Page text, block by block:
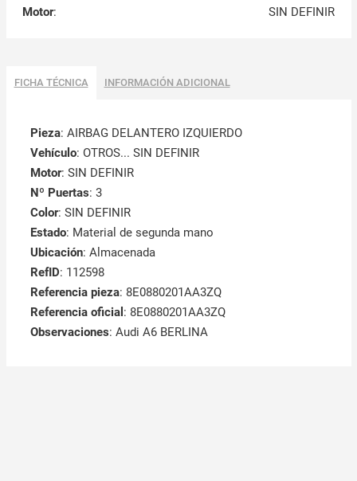
Motor: SIN DEFINIR
FICHA TÉCNICA INFORMACIÓN ADICIONAL
Pieza: AIRBAG DELANTERO IZQUIERDO
Vehículo: OTROS... SIN DEFINIR
Motor: SIN DEFINIR
Nº Puertas: 3
Color: SIN DEFINIR
Estado: Material de segunda mano
Ubicación: Almacenada
RefID: 112598
Referencia pieza: 8E0880201AA3ZQ
Referencia oficial : 8E0880201AA3ZQ
Observaciones: Audi A6 BERLINA